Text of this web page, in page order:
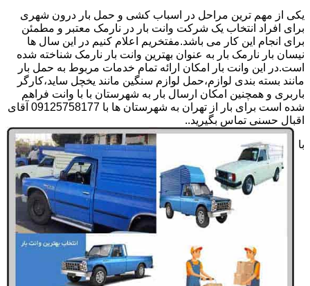
یکی از مهم ترین مراحل در اسباب کشی و حمل بار درون شهری
برای افراد انتخاب یک شرکت وانت بار در نارمک معتبر و مطمئن
برای انجام این کار می باشد.مفتخریم اعلام کنیم در این سال ها
نیسان بار نارمک بار به عنوان بهترین وانت بار نارمک شناخته شده
است.در این وانت بار امکان ارائه تمام خدمات مربوط به حمل بار
مانند بسته بندی لوازم،حمل لوازم سنگین مانند یخچل ساید،کارگر
باربری و همچنین امکان ارسال بار به شهرستان با با وانت فراهم
شده است برای بار از تهران به شهرستان ها با 09125758177 آقای
اقبال حسنی تماس بگیرید..
با